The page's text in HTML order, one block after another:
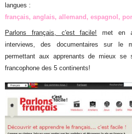
langues :
français, anglais, allemand, espagnol,
Parlons français, c'est facile! met en
interviews, des documentaires sur le
permettant aux apprenants de mieux se
francophone des 5 continents!